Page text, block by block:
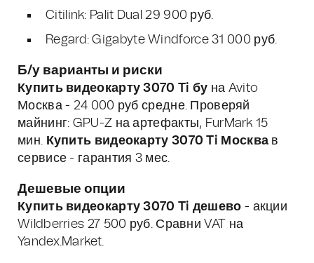
Citilink: Palit Dual 29 900 руб.
Regard: Gigabyte Windforce 31 000 руб.
Б/у варианты и риски
Купить видеокарту 3070 Ti бу на Avito
Москва - 24 000 руб средне. Проверяй
майнинг: GPU-Z на артефакты, FurMark 15
мин. Купить видеокарту 3070 Ti Москва в
сервисе - гарантия 3 мес.
Дешевые опции
Купить видеокарту 3070 Ti дешево - акции
Wildberries 27 500 руб. Сравни VAT на
Yandex.Market.